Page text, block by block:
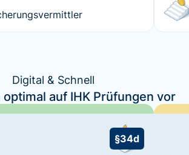
Digital & Schnell
auf IHK Prüfungen vor
§34d